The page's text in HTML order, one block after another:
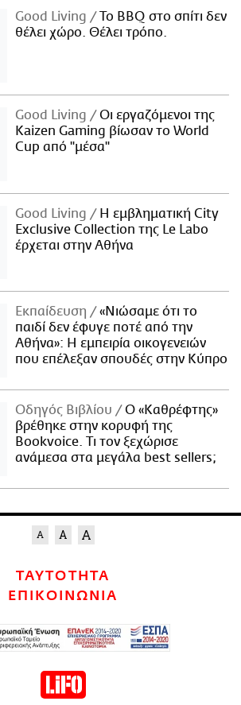
Good Living
Το BBQ στο σπίτι δεν
θέλει χώρο. Θέλει τρόπο.
Good Living
Οι εργαζόμενοι της
Kaizen Gaming βίωσαν το World
Cup από "μέσα"
Good Living
Η εμβληματική City
Exclusive Collection της Le Labo
έρχεται στην Αθήνα
Εκπαίδευση
«Νιώσαμε ότι το
παιδί δεν έφυγε ποτέ από την
Αθήνα»: Η εμπειρία οικογενειών
που επέλεξαν σπουδές στην Κύπρο
Οδηγός Βιβλίου
Ο «Καθρέφτης»
βρέθηκε στην κορυφή της
Bookvoice. Τι τον ξεχώρισε
ανάμεσα στα μεγάλα best sellers;
ΤΑΥΤΟΤΗΤΑ
ΕΠΙΚΟΙΝΩΝΙΑ